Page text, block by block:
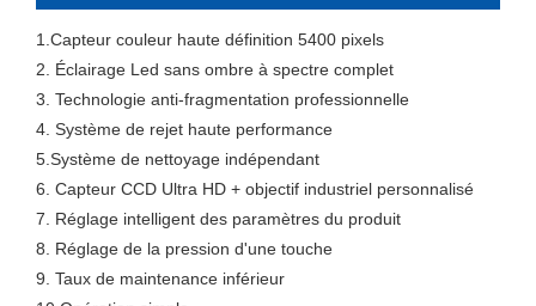
1.Capteur couleur haute définition 5400 pixels
2. Éclairage Led sans ombre à spectre complet
3. Technologie anti-fragmentation professionnelle
4. Système de rejet haute performance
5.Système de nettoyage indépendant
6. Capteur CCD Ultra HD + objectif industriel personnalisé
7. Réglage intelligent des paramètres du produit
8. Réglage de la pression d'une touche
9. Taux de maintenance inférieur